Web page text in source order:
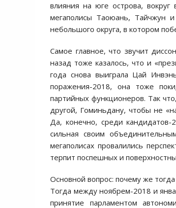
влияния на юге острова, вокруг
мегаполисы Таоюань, Тайчжун
небольшого округа, в котором
Самое главное, что звучит
назад тоже казалось, что и
года снова выиграла Цай
поражения-2018, она тоже
партийных функционеров. Так
другой, Гоминьдану, чтобы не
Да, конечно, среди
сильная своим
мегаполисах провалились
терпит поспешных и
Основной вопрос: почему же
Тогда между ноябрем-2018 и
принятие парламентом